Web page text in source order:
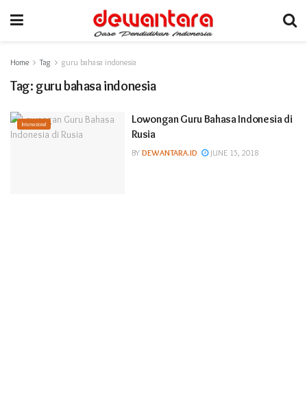
Home Tag guru bahasa indonesia
Tag: guru bahasa indonesia
Internasional
Lowongan Guru Bahasa Indonesia di
Rusia
BY DEWANTARA.ID JUNE 15, 2018